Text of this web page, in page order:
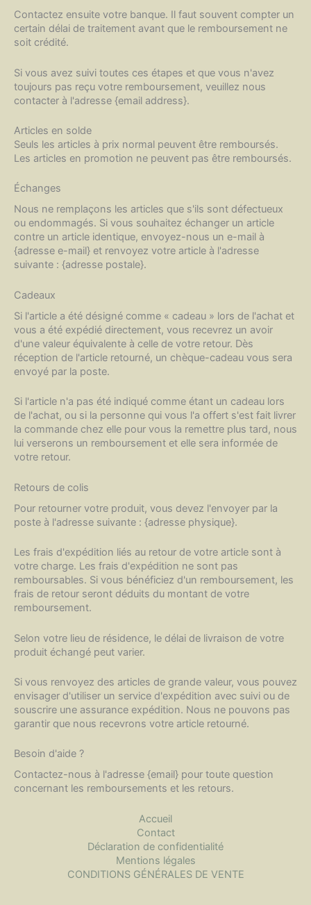
Contactez ensuite votre banque. Il faut souvent compter un
certain délai de traitement avant que le remboursement ne
soit crédité.
Si vous avez suivi toutes ces étapes et que vous n'avez
toujours pas reçu votre remboursement, veuillez nous
contacter à l'adresse {email address}.
Articles en solde
Seuls les articles à prix normal peuvent être remboursés.
Les articles en promotion ne peuvent pas être remboursés.
Échanges
Nous ne remplaçons les articles que s'ils sont défectueux
ou endommagés. Si vous souhaitez échanger un article
contre un article identique, envoyez-nous un e-mail à
{adresse e-mail} et renvoyez votre article à l'adresse
suivante : {adresse postale}.
Cadeaux
Si l'article a été désigné comme « cadeau » lors de l'achat et
vous a été expédié directement, vous recevrez un avoir
d'une valeur équivalente à celle de votre retour. Dès
réception de l'article retourné, un chèque-cadeau vous sera
envoyé par la poste.
Si l'article n'a pas été indiqué comme étant un cadeau lors
de l'achat, ou si la personne qui vous l'a offert s'est fait livrer
la commande chez elle pour vous la remettre plus tard, nous
lui verserons un remboursement et elle sera informée de
votre retour.
Retours de colis
Pour retourner votre produit, vous devez l'envoyer par la
poste à l'adresse suivante : {adresse physique}.
Les frais d'expédition liés au retour de votre article sont à
votre charge. Les frais d'expédition ne sont pas
remboursables. Si vous bénéficiez d'un remboursement, les
frais de retour seront déduits du montant de votre
remboursement.
Selon votre lieu de résidence, le délai de livraison de votre
produit échangé peut varier.
Si vous renvoyez des articles de grande valeur, vous pouvez
envisager d'utiliser un service d'expédition avec suivi ou de
souscrire une assurance expédition. Nous ne pouvons pas
garantir que nous recevrons votre article retourné.
Besoin d'aide ?
Contactez-nous à l'adresse {email} pour toute question
concernant les remboursements et les retours.
Accueil
Contact
Déclaration de confidentialité
Mentions légales
CONDITIONS GÉNÉRALES DE VENTE